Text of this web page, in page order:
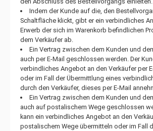
Indem der Kunde auf die, den
Schaltfläche klickt, gibt er ein verbindliches
Erwerb der sich im Warenkorb befindlichen
dem Verkäufer ab.
Ein Vertrag zwischen dem Kunden und
auch per E-Mail geschlossen werden. Der
verbindliches Angebot an den Verkäufer per
oder im Fall der Übermittlung eines
durch den Verkäufer, dieses per E-Mail
Ein Vertrag zwischen dem Kunden und
auch auf postalischem Wege geschlossen
kann ein verbindliches Angebot an den
postalischem Wege übermitteln oder im Fall